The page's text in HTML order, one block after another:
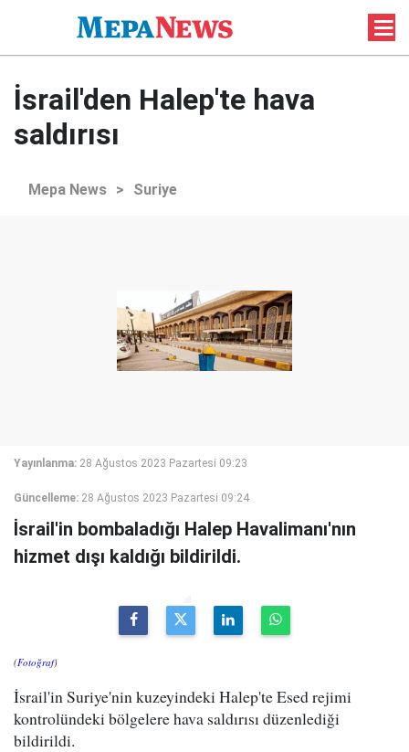
İsrail'den Halep'te hava
saldırısı
Mepa News > Suriye
Yayınlanma: 28 Ağustos 2023 Pazartesi 09:23
Güncelleme: 28 Ağustos 2023 Pazartesi 09:24
İsrail'in bombaladığı Halep Havalimanı'nın
hizmet dışı kaldığı bildirildi.
(Fotoğraf)
İsrail'in Suriye'nin kuzeyindeki Halep'te Esed rejimi
kontrolündeki bölgelere hava saldırısı düzenlediği
bildirildi.